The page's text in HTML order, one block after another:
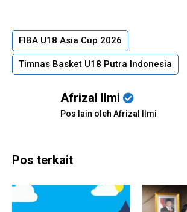
FIBA U18 Asia Cup 2026
Timnas Basket U18 Putra Indonesia
Afrizal Ilmi
Pos lain oleh Afrizal Ilmi
Pos terkait